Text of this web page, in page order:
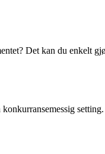
Det kan du enkelt